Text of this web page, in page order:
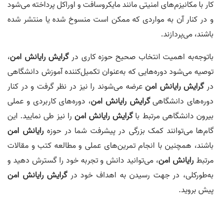
کار با مکانیزم‌های امنیتی مانند مایکروسافت و اوراکل پرداخته می‌شود
و در کنار آن به مواردی که ممکن است منسوخ شده یا منتشر شده
باشند، می‌پردازند.
باتوجه‌به اهمیت انتخاب صحیح حوزه کاری درگرایش رایانش امن،
توصیه می‌شود دوره‌هایی که به‌عنوان تکمیل‌کننده آموزش دانشگاهی
درگرایش رایانش امنعرضه می‌شوند را نیز در نظر گرفت و در کنار
دوره‌های دانشگاهیگرایش رایانش امن، دوره‌های کاربردی و عملی
بیرون دانشگاهی مرتبط باگرایش رایانش امن را نیز طی نمایید. این
گام‌ها می‌توانند کمک بزرگی در پیشرفت شما در حوزهرایانش امن
باشند، همچنین با انجام تمرین‌های عملی و مطالعه‌ کتب و مقالات
مرتبطرایانش امن، می‌توانید دانش و تجربه خود را گسترش دهید و
به‌طورکلی، در جهت رسیدن به اهداف خود درگرایش رایانش امن
پیش بروید.